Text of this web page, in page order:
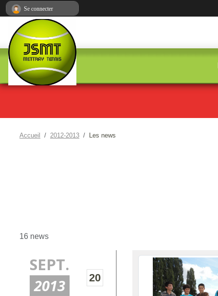
Accueil 2012-2013 Les news
16 news
SEPT.
2013 20
Se connecter
Panneau de gestion des cookies